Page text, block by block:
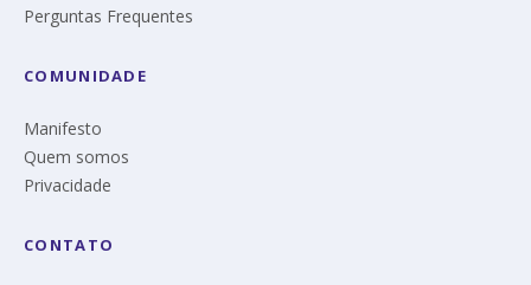
Perguntas Frequentes
COMUNIDADE
Manifesto
Quem somos
Privacidade
CONTATO